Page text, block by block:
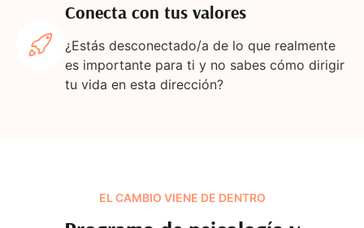
Conecta con tus valores
¿Estás desconectado/a de lo que realmente
es importante para ti y no sabes cómo dirigir
tu vida en esta dirección?
EL CAMBIO VIENE DE DENTRO